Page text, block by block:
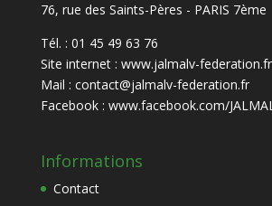
76, rue des Saints-Pères - PARIS 7ème
Tél. : 01 45 49 63 76
Site internet : www.jalmalv-federation.fr
Mail : contact@jalmalv-federation.fr
Facebook : www.facebook.com/
Informations
Contact